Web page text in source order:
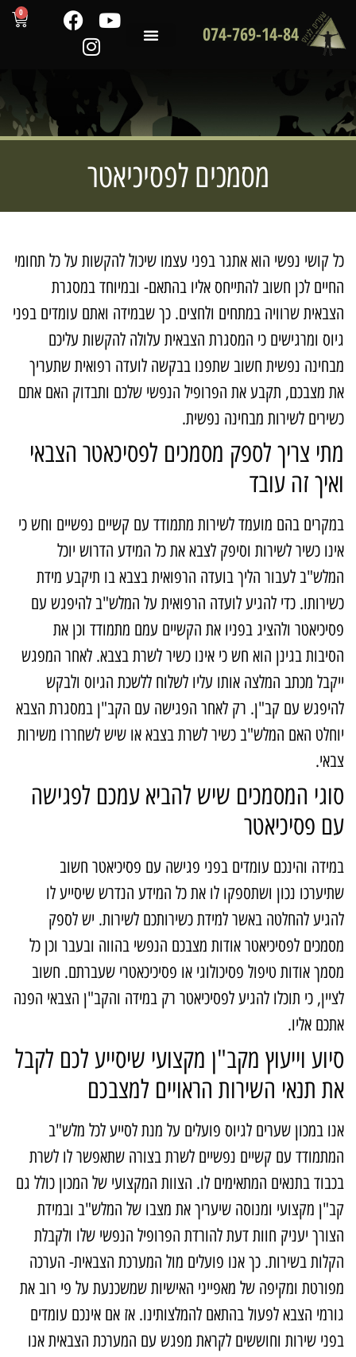
074-769-14-84
מסמכים לפסיכיאטר
קושי נפשי הוא אתגר בפני עצמו שיכול להקשות על כל תחומי
לכן חשוב להתייחס אליו בהתאם- ובמיוחד במסגרת
שרוויה במתחים ולחצים. כך שבמידה ואתם עומדים בפני
ומרגישים כי המסגרת הצבאית עלולה להקשות עליכם
נפשית חשוב שתפנו בבקשה לועדה רפואית שתעריך
מצבכם, תקבע את הפרופיל הנפשי שלכם ותבדוק האם אתם
לשירות מבחינה נפשית.
צריך לספק מסמכים לפסיכאטר הצבאי
זה עובד
בהם מועמד לשירות מתמודד עם קשיים נפשיים וחש כי
כשיר לשירות וסיפק לצבא את כל המידע הדרוש יוכל
לעבור הליך בועדה הרפואית בצבא בו תיקבע מידת
כדי להגיע לועדה הרפואית על המלש"ב להיפגש עם
ולהציג בפניו את הקשיים עמם מתמודד וכן את
בגינן הוא חש כי אינו כשיר לשרת בצבא. לאחר המפגש
מכתב המלצה אותו עליו לשלוח ללשכת הגיוס ולבקש
עם קב"ן. רק לאחר הפגישה עם הקב"ן במסגרת הצבא
האם המלש"ב כשיר לשרת בצבא או שיש לשחררו משירות
המסמכים שיש להביא עמכם לפגישה
פסיכיאטר
והינכם עומדים בפני פגישה עם פסיכיאטר חשוב
נכון ושתספקו לו את כל המידע הנדרש שיסייע לו
להחלטה באשר למידת כשירותכם לשירות. יש לספק
לפסיכיאטר אודות מצבכם הנפשי בהווה ובעבר וכן כל
אודות טיפול פסיכולוגי או פסיכיכאטרי שעברתם. חשוב
כי תוכלו להגיע לפסיכיאטר רק במידה והקב"ן הצבאי הפנה
אליו.
וייעוץ מקב"ן מקצועי שיסייע לכם לקבל
תנאי השירות הראויים למצבכם
במכון שערים לגיוס פועלים על מנת לסייע לכל מלש"ב
עם קשיים נפשיים לשרת בצורה שתאפשר לו לשרת
בתנאים המתאימים לו. הצוות המקצועי של המכון כולל גם
מקצועי ומנוסה שיעריך את מצבו של המלש"ב ובמידת
יעניק חוות דעת להורדת הפרופיל הנפשי שלו ולקבלת
בשירות. כך אנו פועלים מול המערכת הצבאית- הערכה
ומקיפה של מאפייני האישיות שמשכנעת על פי רוב את
הצבא לפעול בהתאם להמלצותינו. אז אם אינכם עומדים
שירות וחוששים לקראת מפגש עם המערכת הצבאית אנו